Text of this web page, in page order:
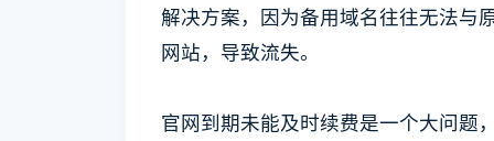
解决方案，因为备用域名往往无法与
网站，导致流失。
官网到期未能及时续费是一个大问题